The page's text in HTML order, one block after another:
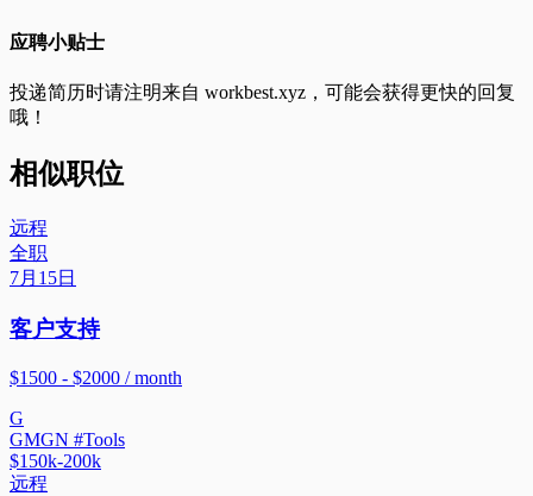
应聘小贴士
投递简历时请注明来自 workbest.xyz ，可能会获得更快的回复
哦！
相似职位
远程
全职
7月15日
客户支持
$1500 - $2000 / month
G
GMGN #Tools
$150k-200k
远程